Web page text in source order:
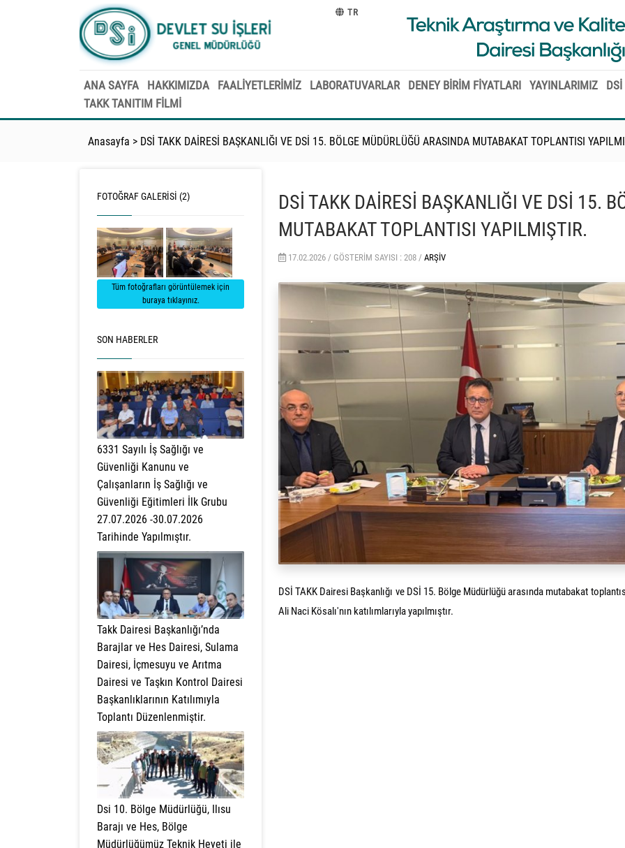
TR
ANA SAYFA HAKKIMIZDA FAALİYETLERİMİZ LABORATUVARLAR DENEY BİRİM FİYATLARI YAYINLARIMIZ
TAKK TANITIM FILMI
Anasayfa > DSİ TAKK DAİRESİ BAŞKANLIĞI VE DSİ 15. BÖLGE MÜDÜRLÜĞÜ ARASINDA MUTABAKAT TOPLANTISI
DSİ TAKK DAİRESİ BAŞKANLIĞI VE DSİ 15.
MUTABAKAT TOPLANTISI YAPILMIŞTIR.
17.02.2026 / GÖSTERIM SAYISI : 208 / ARŞIV
DSİ TAKK Dairesi Başkanlığı ve DSİ 15. Bölge Müdürlüğü arasında mutabakat
Ali Naci Kösalı'nın katılımlarıyla yapılmıştır.
FOTOĞRAF GALERISI (2)
Tüm fotoğrafları görüntülemek için
buraya tıklayınız.
SON HABERLER
6331 Sayılı İş Sağlığı ve
Güvenliği Kanunu ve
Çalışanların İş Sağlığı ve
Güvenliği Eğitimleri İlk Grubu
27.07.2026 -30.07.2026
Tarihinde Yapılmıştır.
Takk Dairesi Başkanlığı’nda
Barajlar ve Hes Dairesi, Sulama
Dairesi, İçmesuyu ve Arıtma
Dairesi ve Taşkın Kontrol Dairesi
Başkanlıklarının Katılımıyla
Toplantı Düzenlenmiştir.
Dsi 10. Bölge Müdürlüğü, Ilısu
Barajı ve Hes, Bölge
Müdürlüğümüz Teknik Heyeti ile